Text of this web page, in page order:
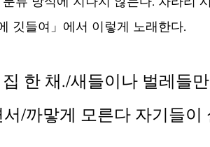
깃들여」에서 이렇게 노래한다.
한 채./새들이나 벌레들
/까맣게 모른다 자기들이